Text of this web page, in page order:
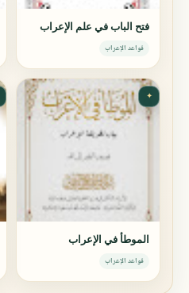
فتح الباب في علم الإعراب
قواعد الإعراب
✦
الموطأ في الإعراب
قواعد الإعراب